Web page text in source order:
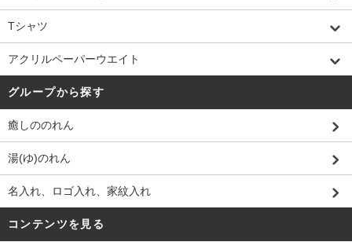
Tシャツ
アクリルペーパーウエイト
グループから探す
癒しののれん
湯(ゆ)のれん
名入れ、ロゴ入れ、家紋入れ
コンテンツを見る